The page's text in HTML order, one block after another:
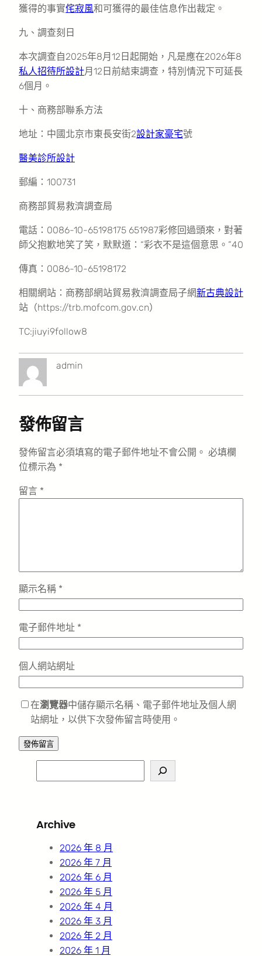
獲得的事實侘寂風和可獲得的最佳信息作出裁定。
九、調查刻日
本次調查自2025年8月12日起開始，凡是應在2026年8
私人招待所設計月12日前結束調查，特別情況下可延長
6個月。
十、商務部聯系方法
地址：中國北京市東長安街2設計家豪宅號
醫美診所設計
郵編：100731
商務部貿易救濟調查局
電話：0086-10-65198175 651987彩修回過頭來，對著
師父抱歉地笑了笑，默默道：“彩衣不是這個意思。”40
傳真：0086-10-65198172
相關網站：商務部網站貿易救濟調查局子網新古典設計
站（https://trb.mofcom.gov.cn）
TC:jiuyi9follow8
admin
發佈留言
發佈留言必須填寫的電子郵件地址不會公開。 必填欄
位標示為 *
留言 *
顯示名稱 *
電子郵件地址 *
個人網站網址
在瀏覽器中儲存顯示名稱、電子郵件地址及個人網
站網址，以供下次發佈留言時使用。
e
c
Archive
2026 年 8 月
2026 年 7 月
2026 年 6 月
2026 年 5 月
2026 年 4 月
2026 年 3 月
2026 年 2 月
2026 年 1 月